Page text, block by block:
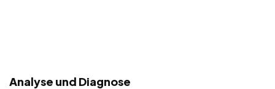
Analyse und Diagnose